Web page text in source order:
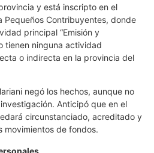
y está inscripto en el
Pequeños Contribuyentes, donde
principal “Emisión y
tienen ninguna actividad
o indirecta en la provincia del
negó los hechos, aunque no
Anticipó que en el
circunstanciado, acreditado y
movimientos de fondos.